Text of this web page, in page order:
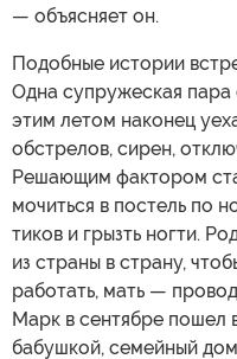
— объясняет он.
Подобные истории
Одна супружеская
этим летом наконец
обстрелов, сирен,
Решающим фактором
мочиться в постель по
тиков и грызть ногти.
из страны в страну,
работать, мать —
Марк в сентябре пошел
бабушкой, семейный